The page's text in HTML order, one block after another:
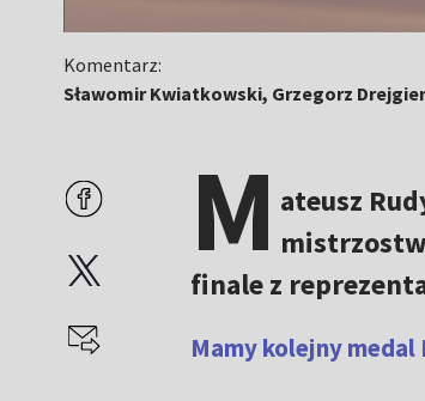
Komentarz:
Sławomir Kwiatkowski, Grzegorz
M ateusz
finale z
Mamy kolejny